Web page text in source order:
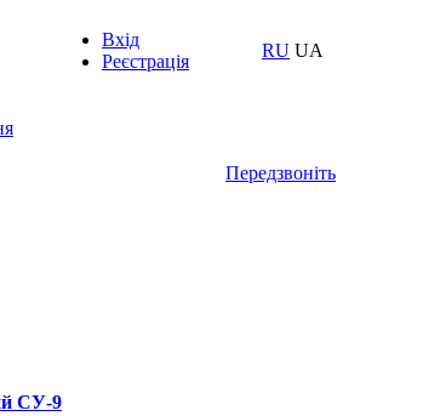
Вхід
Реєстрація
RU UA
Передзвоніть
СУ-9